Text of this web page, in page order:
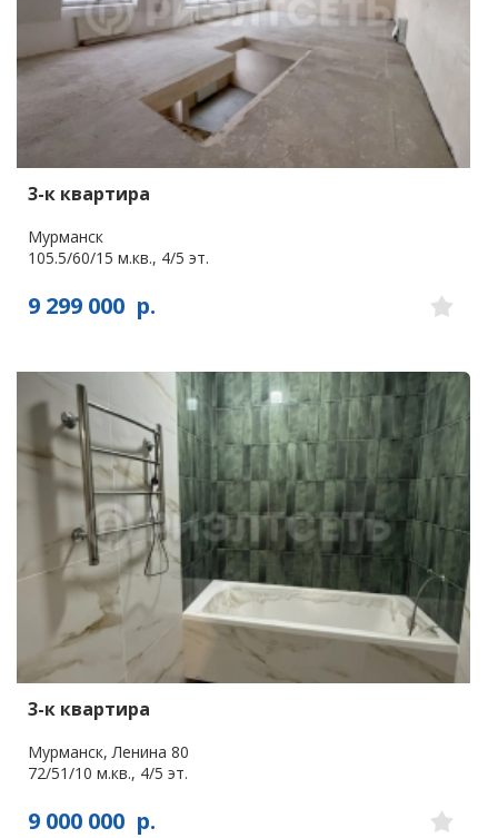
3-к квартира
Мурманск
105.5/60/15 м.кв., 4/5 эт.
9 299 000 р.
3-к квартира
Мурманск, Ленина 80
72/51/10 м.кв., 4/5 эт.
9 000 000 р.